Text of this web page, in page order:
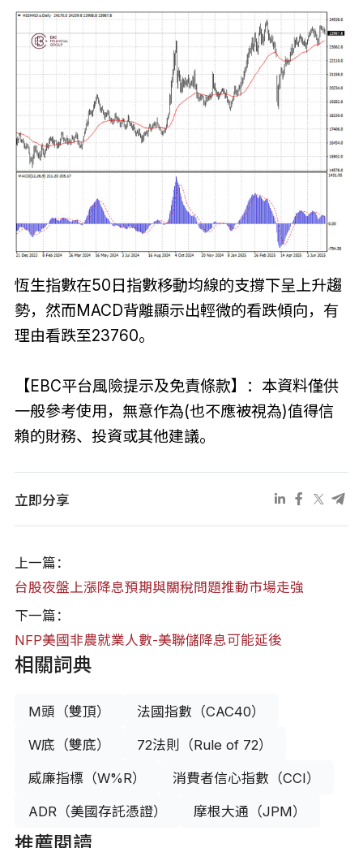
恆生指數在50日指數移動均線的支撐下呈上升趨
勢，然而MACD背離顯示出輕微的看跌傾向，有
理由看跌至23760。
【EBC平台風險提示及免責條款】：本資料僅供
一般參考使用，無意作為(也不應被視為)值得信
賴的財務、投資或其他建議。
立即分享
上一篇：
台股夜盤上漲降息預期與關稅問題推動市場走強
下一篇：
NFP美國非農就業人數-美聯儲降息可能延後
相關詞典
M頭（雙頂） 法國指數（CAC40）
W底（雙底） 72法則（Rule of 72）
威廉指標（W%R） 消費者信心指數（CCI）
ADR（美國存託憑證） 摩根大通（JPM）